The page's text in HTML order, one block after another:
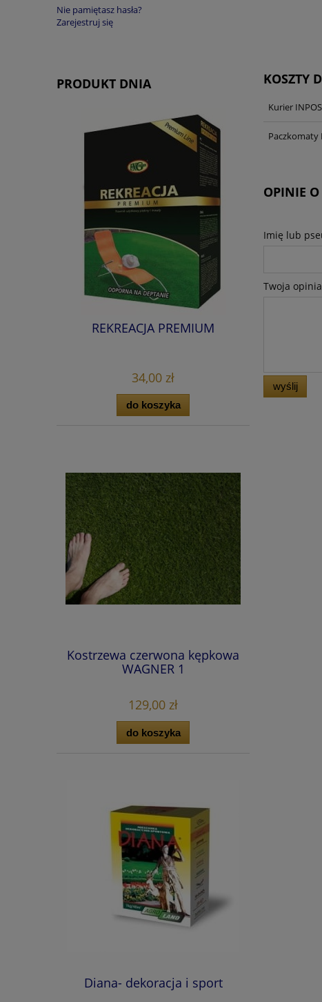
Nie pamiętasz hasła?
Zarejestruj się
PRODUKT DNIA
REKREACJA PREMIUM
34,00 zł
do koszyka
Kostrzewa czerwona kępkowa
WAGNER 1
129,00 zł
do koszyka
Diana- dekoracja i sport
KOSZTY
Kurier
Paczkomaty
OPINIE
Imię lub
Twoja
wyślij